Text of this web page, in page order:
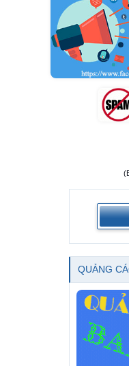
QUẢNG